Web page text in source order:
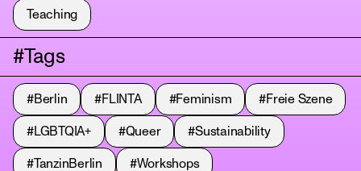
Teaching
#Tags
#Berlin #FLINTA #Feminism #Freie Szene
#LGBTQIA+ #Queer #Sustainability
#TanzinBerlin #Workshops